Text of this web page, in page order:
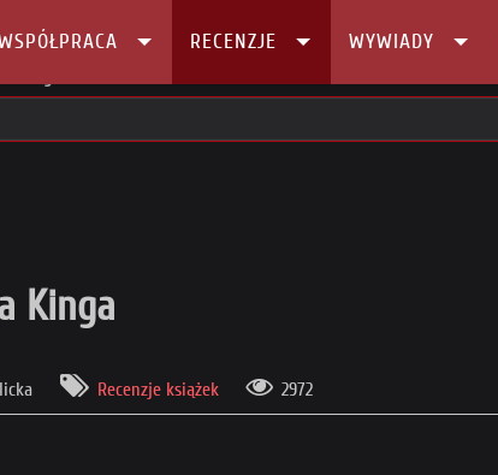
RECENZJE WYWIADY
Kinga
Recenzje książek 2972